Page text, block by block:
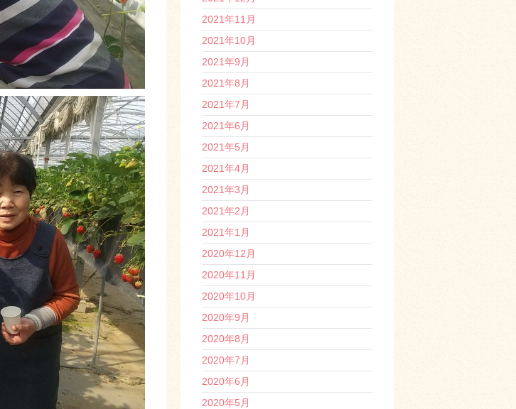
2021年11月
2021年10月
2021年9月
2021年8月
2021年7月
2021年6月
2021年5月
2021年4月
2021年3月
2021年2月
2021年1月
2020年12月
2020年11月
2020年10月
2020年9月
2020年8月
2020年7月
2020年6月
2020年5月